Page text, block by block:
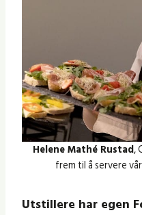
Helene Mathé Rustad,
frem til å servere
Utstillere har egen